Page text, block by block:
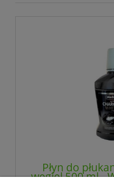
Płyn do
węgiel 500 ml -